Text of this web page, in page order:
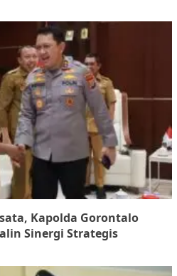
Kapolda Gorontalo
Sinergi Strategis